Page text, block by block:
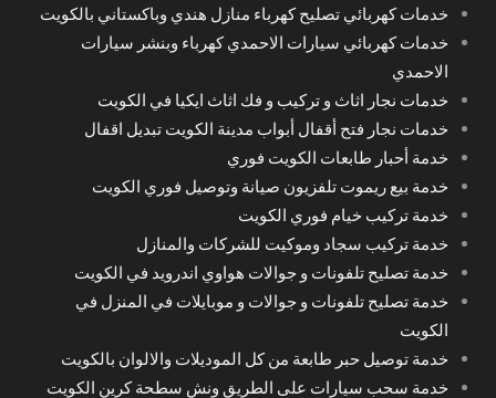
خدمات كهربائي تصليح كهرباء منازل هندي وباكستاني بالكويت
خدمات كهربائي سيارات الاحمدي كهرباء وبنشر سيارات
الاحمدي
خدمات نجار اثاث و تركيب و فك اثاث ايكيا في الكويت
خدمات نجار فتح أقفال أبواب مدينة الكويت تبديل اقفال
خدمة أحبار طابعات الكويت فوري
خدمة بيع ريموت تلفزيون صيانة وتوصيل فوري الكويت
خدمة تركيب خيام فوري الكويت
خدمة تركيب سجاد وموكيت للشركات والمنازل
خدمة تصليح تلفونات و جوالات هواوي اندرويد في الكويت
خدمة تصليح تلفونات و جوالات و موبايلات في المنزل في
الكويت
خدمة توصيل حبر طابعة من كل الموديلات والالوان بالكويت
خدمة سحب سيارات على الطريق ونش سطحة كرين الكويت